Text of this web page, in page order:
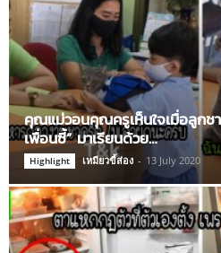
คุณแม่วอนคุณครูเห็นใจเมื่อลูกช
เพื่อนซี้” มาเรียนด้วย…
Highlight เหมียวขี้ส่อง - 13 July 2020